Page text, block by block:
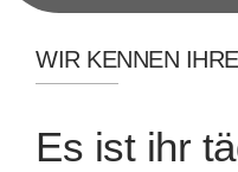
WIR KENNEN
Es ist ihr